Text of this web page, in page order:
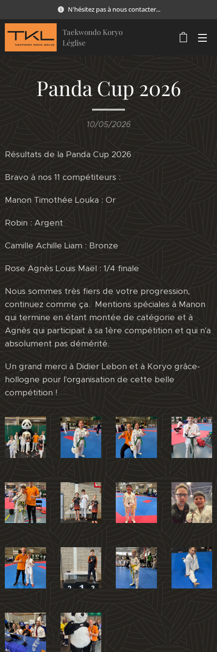
N'hésitez pas à nous contacter...
Taekwondo Koryo
Léglise
Panda Cup 2026
10/05/2026
Résultats de la Panda Cup 2026
Bravo à nos 11 compétiteurs :
Manon Timothée Louka : Or
Robin : Argent
Camille Achille Liam : Bronze
Rose Agnès Louis Maël : 1/4 finale
Nous sommes très fiers de votre progression,
continuez comme ça. Mentions spéciales à Manon
qui termine en étant montée de catégorie et à
Agnès qui participait à sa 1ère compétition et qui n'a
absolument pas démérité.
Un grand merci à Didier Lebon et à Koryo grâce-
hollogne pour l'organisation de cette belle
compétition !